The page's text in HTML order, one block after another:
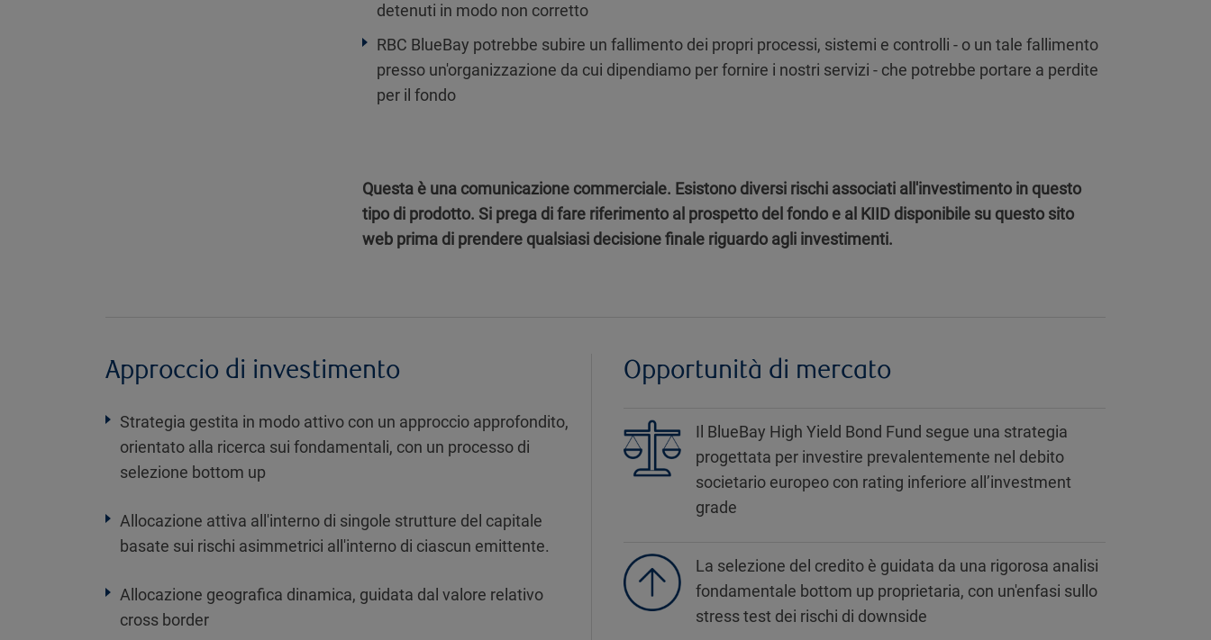
detenuti in modo non corretto
RBC BlueBay potrebbe subire un fallimento dei propri processi, sistemi e controlli - o un tale fallimento
presso un'organizzazione da cui dipendiamo per fornire i nostri servizi - che potrebbe portare a perdite
per il fondo
Questa è una comunicazione commerciale. Esistono diversi rischi associati all'investimento in questo
tipo di prodotto. Si prega di fare riferimento al prospetto del fondo e al KIID disponibile su questo sito
web prima di prendere qualsiasi decisione finale riguardo agli investimenti.
Approccio di investimento
Strategia gestita in modo attivo con un approccio approfondito,
orientato alla ricerca sui fondamentali, con un processo di
selezione bottom up
Allocazione attiva all'interno di singole strutture del capitale
basate sui rischi asimmetrici all'interno di ciascun emittente.
Allocazione geografica dinamica, guidata dal valore relativo
cross border
Opportunità di mercato
Il BlueBay High Yield Bond Fund segue una strategia
progettata per investire prevalentemente nel debito
societario europeo con rating inferiore all’investment
grade
La selezione del credito è guidata da una rigorosa analisi
fondamentale bottom up proprietaria, con un'enfasi sullo
stress test dei rischi di downside